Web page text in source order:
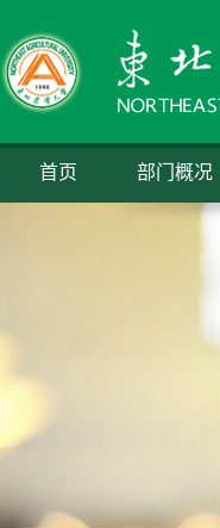
首页 部门概况